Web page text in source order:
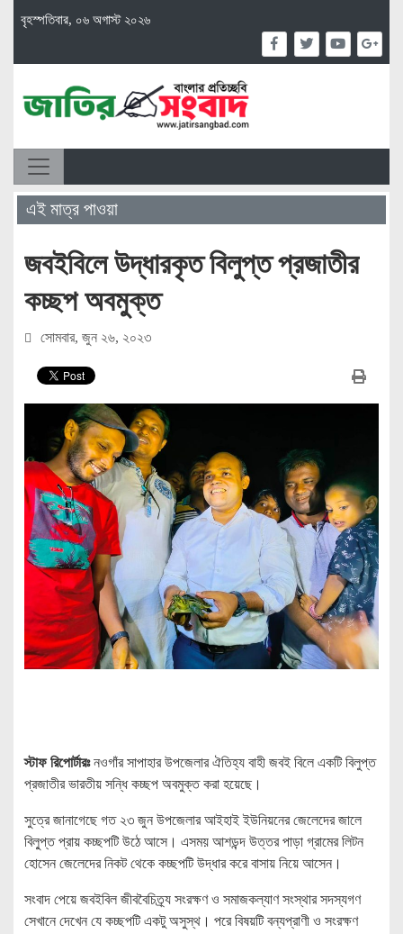
বৃহস্পতিবার, ০৬ অগাস্ট ২০২৬
এই মাত্র পাওয়া
জবইবিলে উদ্ধারকৃত বিলুপ্ত প্রজাতীর
কচ্ছপ অবমুক্ত
সোমবার, জুন ২৬, ২০২৩
স্টাফ রিপোর্টারঃনওগাঁর সাপাহার উপজেলার ঐতিহ্য বাহী জবই বিলে একটি বিলুপ্ত
প্রজাতীর ভারতীয় সন্ধি কচ্ছপ অবমুক্ত করা হয়েছে।
সুত্রে জানাগেছে গত ২৩ জুন উপজেলার আইহাই ইউনিয়নের জেলেদের জালে
বিলু্প্ত প্রায় কচ্ছপটি উঠে আসে। এসময় আশড়ন্দ উত্তর পাড়া গ্রামের লিটন
হোসেন জেলেদের নিকট থেকে কচ্ছপটি উদ্ধার করে বাসায় নিয়ে আসেন।
সংবাদ পেয়ে জবইবিল জীববৈচিত্র্য সংরক্ষণ ও সমাজকল্যাণ সংস্থার সদস্যগণ
সেখানে দেখেন যে কচ্ছপটি একটু অসুস্থ। পরে বিষয়টি বন্যপ্রাণী ও সংরক্ষণ